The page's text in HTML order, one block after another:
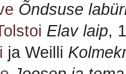
Õndsuse
Elav laip,
ja Weilli